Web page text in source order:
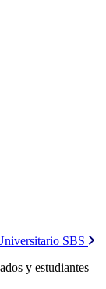
SBS
y estudiantes